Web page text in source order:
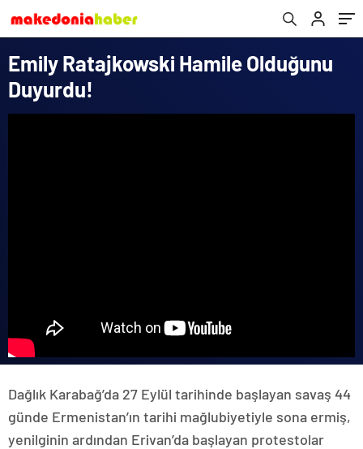
Emily Ratajkowski Hamile Olduğunu
Duyurdu!
Dağlık Karabağ’da 27 Eylül tarihinde başlayan savaş 44
günde Ermenistan’ın tarihi mağlubiyetiyle sona ermiş,
yenilginin ardından Erivan’da başlayan protestolar